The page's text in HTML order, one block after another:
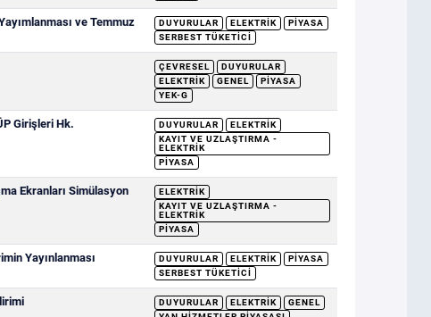
ve Temmuz
DUYURULAR ELEKTRIK
PIYASA
SERBEST TÜKETICI
ÇEVRESEL
DUYURULAR
ELEKTRIK
GENEL
PIYASA
YEK-G
Girişleri Hk. DUYURULAR
ELEKTRIK
KAYIT VE UZLAŞTIRMA -
ELEKTRIK
PIYASA
Ekranları Simülasyon
ELEKTRIK
KAYIT VE UZLAŞTIRMA -
ELEKTRIK
PIYASA
Yayınlanması DUYURULAR ELEKTRIK
PIYASA
SERBEST TÜKETICI
DUYURULAR ELEKTRIK
GENEL